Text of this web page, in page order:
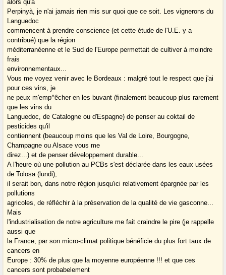
alors qu'à
Perpinyà, je n'ai jamais rien mis sur quoi que ce soit. Les vignerons du
Languedoc
commencent à prendre conscience (et cette étude de l'U.E. y a
contribué) que la région
méditerranéenne et le Sud de l'Europe permettait de cultiver à moindre
frais
environnementaux...
Vous me voyez venir avec le Bordeaux : malgré tout le respect que j'ai
pour ces vins, je
ne peux m'emp^êcher en les buvant (finalement beaucoup plus rarement
que les vins du
Languedoc, de Catalogne ou d'Espagne) de penser au coktail de
pesticides qu'il
contiennent (beaucoup moins que les Val de Loire, Bourgogne,
Champagne ou Alsace vous me
direz...) et de penser développement durable...
A l'heure où une pollution au PCBs s'est déclarée dans les eaux usées
de Tolosa (lundi),
il serait bon, dans notre région jusqu'ici relativement épargnée par les
pollutions
agricoles, de réfléchir à la préservation de la qualité de vie gasconne...
Mais
l'industrialisation de notre agriculture me fait craindre le pire (je rappelle
aussi que
la France, par son micro-climat politique bénéficie du plus fort taux de
cancers en
Europe : 30% de plus que la moyenne européenne !!! et que ces
cancers sont probabelement